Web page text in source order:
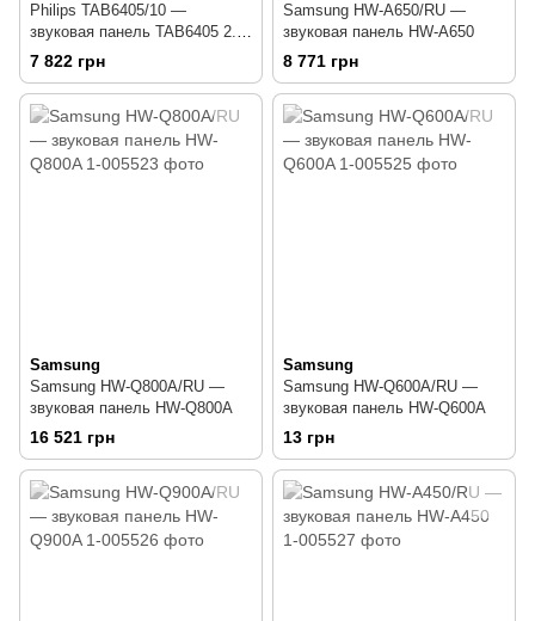
Philips TAB6405/10 —
звуковая панель TAB6405 2.1,
140W, Dolby Digital, Wireless,
7 822 грн
Samsung HW-A650/RU —
звуковая панель HW-A650
8 771 грн
Samsung
Samsung HW-Q800A/RU —
звуковая панель HW-Q800A
16 521 грн
Samsung
Samsung HW-Q600A/RU —
звуковая панель HW-Q600A
13 грн